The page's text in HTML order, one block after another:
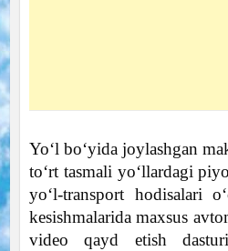
Yo‘l bo‘yida joylashgan
to‘rt tasmali yo‘llardagi
yo‘l-transport hodisalari
kesishmalarida maxsus
video qayd etish